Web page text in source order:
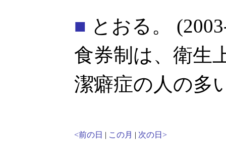
■ とおる。
食券制は、衛生
潔癖症の人の多
<前の日 | この月 | 次の日>